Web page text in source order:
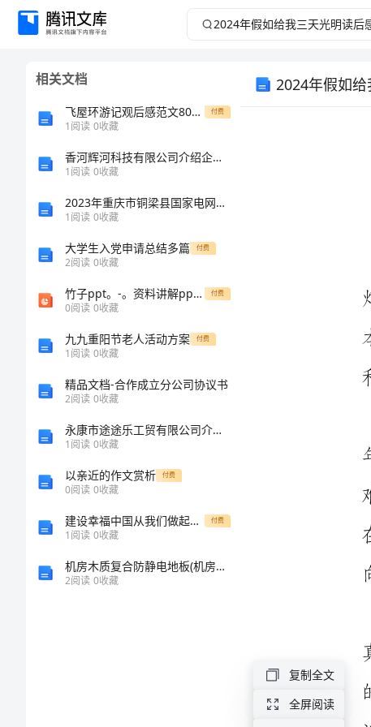
2024
2024
相关文档
飞屋环游记观后感范文800字 付费
1阅读 0收藏
香河辉河科技有限公司介绍企业发展分析报告
1阅读 0收藏
2023年重庆市铜梁县国家电网招聘之机械动力类考试题库带答案（典型题）
1阅读 0收藏
大学生入党申请总结多篇 付费
2阅读 0收藏
竹子ppt。-。资料讲解ppt课件 付费
0阅读 0收藏
九九重阳节老人活动方案 付费
1阅读 0收藏
精品文档-合作成立分公司协议书
2阅读 0收藏
永康市途途乐工贸有限公司介绍企业发展分析报告
1阅读 0收藏
以亲近的作文赏析 付费
0阅读 0收藏
建设幸福中国从我们做起！600字作文 付费
1阅读 0收藏
机房木质复合防静电地板(机房建设工程)
2阅读 0收藏
2024年假如
复制全文
全屏阅读